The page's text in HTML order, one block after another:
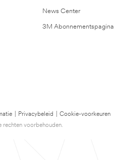
News Center
3M Abonnementspagina
Privacybeleid
Cookie-voorkeuren
voorbehouden.